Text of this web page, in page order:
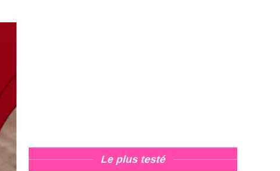
Le plus testé